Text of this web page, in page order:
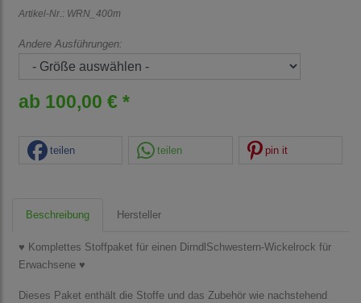
Artikel-Nr.: WRN_400m
Andere Ausführungen:
ab 100,00 € *
teilen teilen pin it
Beschreibung Hersteller
♥ Komplettes Stoffpaket für einen DirndlSchwestern-Wickelrock für
Erwachsene ♥
Dieses Paket enthält die Stoffe und das Zubehör wie nachstehend